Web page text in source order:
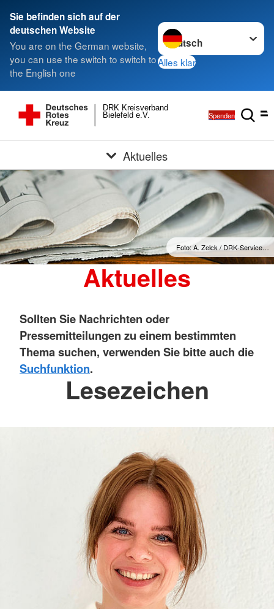
Sie befinden sich auf der
deutschen Website
You are on the German website,
you can use the switch to switch to
the English one
Sprache wechseln zu
Alles klar
Bielefeld e.V.
DRK Kreisverband
Spenden
Aktuelles
Foto: A. Zelck / DRK-Service…
Aktuelles
Sollten Sie Nachrichten oder
Pressemitteilungen zu einem bestimmten
Thema suchen, verwenden Sie bitte auch die
Suchfunktion.
Lesezeichen